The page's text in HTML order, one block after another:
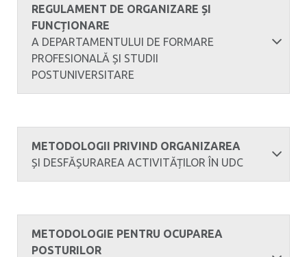
REGULAMENT DE ORGANIZARE ȘI
FUNCȚIONARE
A DEPARTAMENTULUI DE FORMARE
PROFESIONALĂ ȘI STUDII
POSTUNIVERSITARE
METODOLOGII PRIVIND ORGANIZAREA
ȘI DESFĂȘURAREA ACTIVITĂȚILOR ÎN UDC
METODOLOGIE PENTRU OCUPAREA
POSTURILOR